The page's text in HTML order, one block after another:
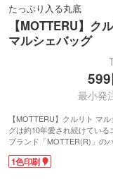
たっぷり入る丸底
【MOTTERU】ク
マルシェバッグ
最小発
【MOTTERU】クルリト マ
グは約10年愛され続けている
ブランド「MOTTER(R)」の
入れができるアイテム。おし
る人気のマルシェ型で、かさ
1色印刷